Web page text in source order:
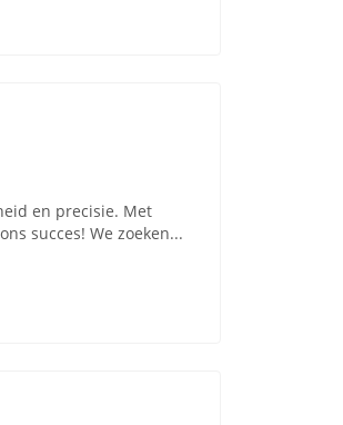
en precisie. Met
succes! We zoeken...